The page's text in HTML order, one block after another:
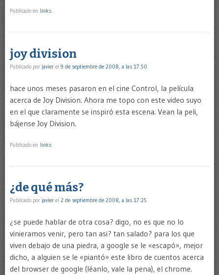
Publicado en links
joy division
Publicado por javier el 9 de septiembre de 2008, a las 17:50
hace unos meses pasaron en el cine Control, la película
acerca de Joy Division. Ahora me topo con este video suyo
en el que claramente se inspiró esta escena. Vean la peli,
bájense Joy Division.
Publicado en links
¿de qué más?
Publicado por javier el 2 de septiembre de 2008, a las 17:25
¿se puede hablar de otra cosa? digo, no es que no lo
vinieramos venir, pero tan asi? tan salado? para los que
viven debajo de una piedra, a google se le «escapó», mejor
dicho, a alguien se le «piantó» este libro de cuentos acerca
del browser de google (léanlo, vale la pena), el chrome.